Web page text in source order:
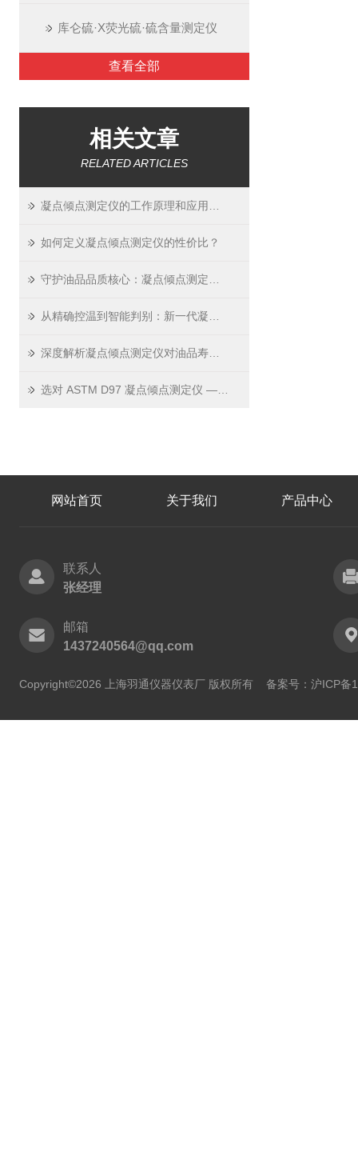
库仑硫·X荧光硫·硫含量测定仪
查看全部
相关文章
RELATED ARTICLES
如何定义凝点倾点测定仪的性价比？
网站首页 关于我们 产品中心
联系人
张经理
邮箱
1437240564@qq.com
Copyright©2026 上海羽通仪器仪表厂 版权所有 备案号：沪ICP备